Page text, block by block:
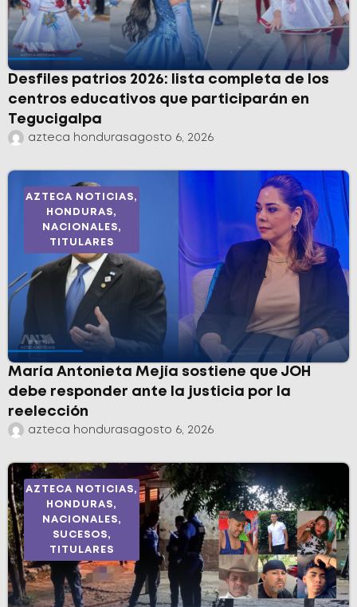
Desfiles patrios 2026: lista completa de los
centros educativos que participarán en
Tegucigalpa
azteca hondurasagosto 6, 2026
AZTECA NOTICIAS,
HONDURAS,
NACIONALES,
TITULARES
María Antonieta Mejía sostiene que JOH
debe responder ante la justicia por la
reelección
azteca hondurasagosto 6, 2026
AZTECA NOTICIAS,
HONDURAS,
NACIONALES,
SUCESOS,
TITULARES